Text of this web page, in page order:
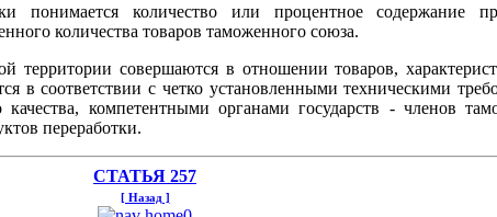
количество или процентное содержание
количества товаров таможенного союза.
территории совершаются в отношении товаров,
в соответствии с четко установленными техническими
компетентными органами государств - членов
переработки.
СТАТЬЯ 257
[ Назад ]